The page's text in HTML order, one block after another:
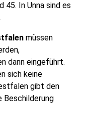
45. In Unna sind es
müssen
dann eingeführt.
sich keine
gibt den
Beschilderung